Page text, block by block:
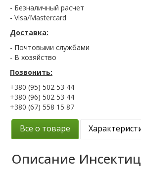
- Безналичный расчет
- Visa/Mastercard
Доставка:
- Почтовыми службами
- В хозяйство
Позвонить:
+380 (95) 502 53 44
+380 (96) 502 53 44
+380 (67) 558 15 87
Все о товаре
Описание